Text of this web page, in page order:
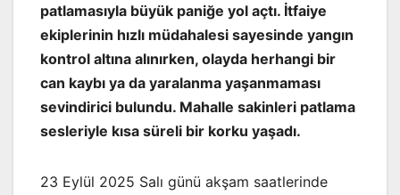
patlamasıyla büyük paniğe yol açtı. İtfaiye
ekiplerinin hızlı müdahalesi sayesinde yangın
kontrol altına alınırken, olayda herhangi bir
can kaybı ya da yaralanma yaşanmaması
sevindirici bulundu. Mahalle sakinleri patlama
sesleriyle kısa süreli bir korku yaşadı.
23 Eylül 2025 Salı günü akşam saatlerinde